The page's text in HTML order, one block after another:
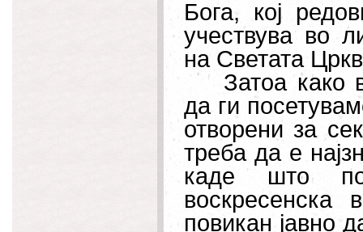
Бога, кој
учествува во
на Светата
Затоа како
да ги
отворени за
треба да е
каде што
повикан јавно